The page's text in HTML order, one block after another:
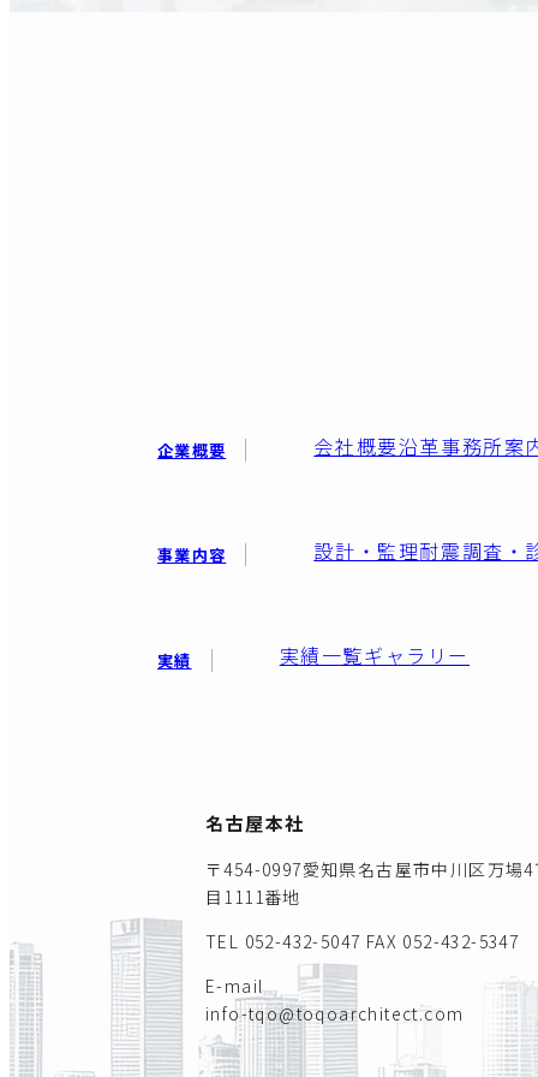
企業概要 会社概要沿革事務所案
事業内容 設計・監理耐震調査・
実績 実績一覧ギャラリー
名古屋本社
〒454-0997愛知県名古屋市中川区万場
目1111番地
TEL 052-432-5047 FAX 052-432-5347
E-mail
info-tqo@toqoarchitect.com